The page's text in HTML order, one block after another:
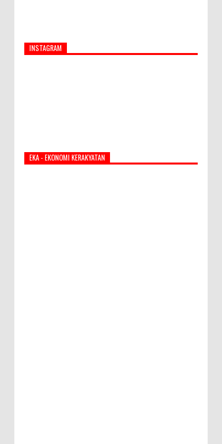
INSTAGRAM
EKA - EKONOMI KERAKYATAN